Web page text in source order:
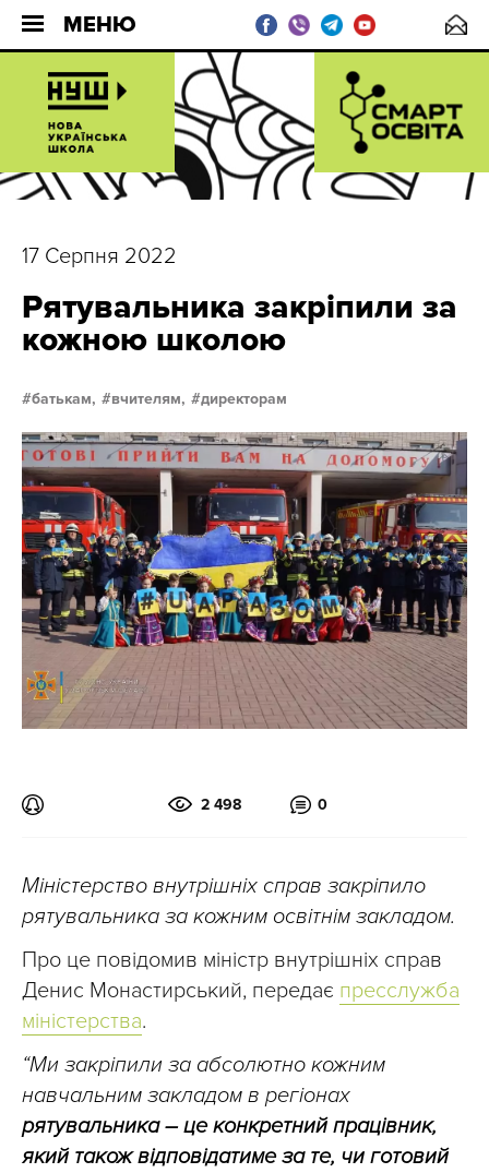
МЕНЮ
17 Серпня 2022
Рятувальника закріпили за
кожною школою
батькам, вчителям, директорам
2 498 0
Міністерство внутрішніх справ закріпило
рятувальника за кожним освітнім закладом.
Про це повідомив міністр внутрішніх справ
Денис Монастирський, передає пресслужба
міністерства.
“Ми закріпили за абсолютно кожним
навчальним закладом в регіонах
рятувальника – це конкретний працівник,
який також відповідатиме за те, чи готовий